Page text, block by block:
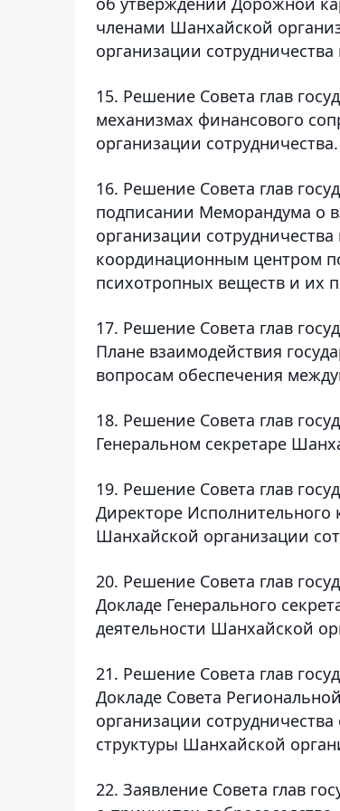
членами Шанхайской
организации сотрудничества
15. Решение Совета глав
механизмах финансового
организации сотрудничества.
16. Решение Совета глав
подписании Меморандума о
организации
координационным центром
психотропных веществ и их
17. Решение Совета глав
Плане взаимодействия
вопросам обеспечения
18. Решение Совета глав
Генеральном секретаре
19. Решение Совета глав
Директоре Исполнительного
Шанхайской организации
20. Решение Совета глав
Докладе Генерального
деятельности Шанхайской
21. Решение Совета глав
Докладе Совета
организации
структуры Шанхайской
22. Заявление Совета глав